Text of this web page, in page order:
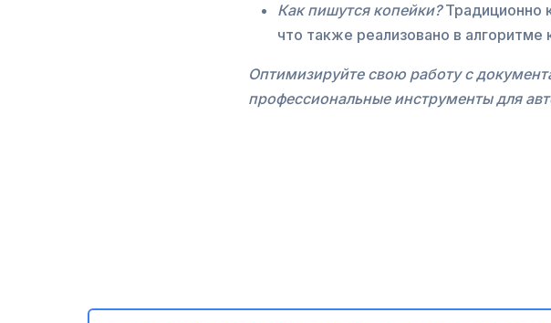
Как пишутся копейки?Традиционно
что также реализовано в алгоритме
Оптимизируйте свою работу с
профессиональные инструменты для